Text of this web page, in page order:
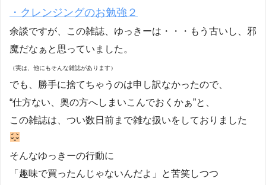
・クレンジングのお勉強２
余談ですが、この雑誌、ゆっきーは・・・もう古いし、邪
魔だなぁと思っていました。
（実は、他にもそんな雑誌があります）
でも、勝手に捨てちゃうのは申し訳なかったので、
“仕方ない、奥の方へしまいこんでおくかぁ”と、
この雑誌は、つい数日前まで雑な扱いをしておりました
そんなゆっきーの行動に
「趣味で買ったんじゃないんだよ」と苦笑しつつ